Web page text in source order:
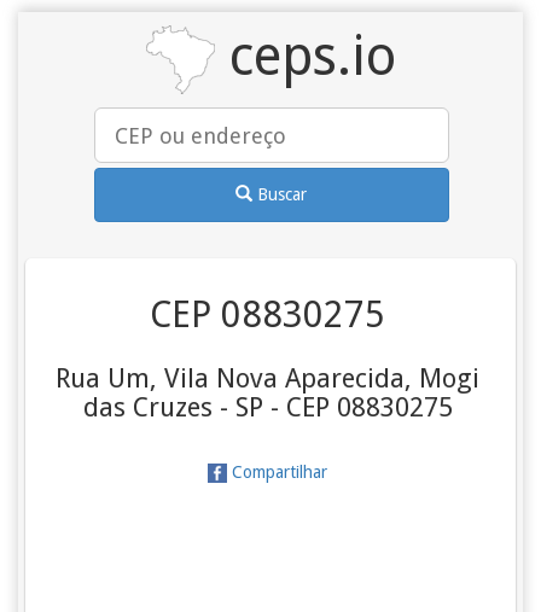
ceps.io
Buscar
CEP 08830275
Rua Um, Vila Nova Aparecida, Mogi
das Cruzes - SP - CEP 08830275
Compartilhar